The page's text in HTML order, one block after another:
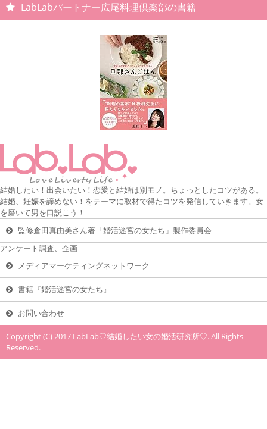
LabLabパートナー広尾料理倶楽部の書籍
結婚したい！出会いたい！恋愛と結婚は別モノ。ちょっとしたコツがある。
結婚、妊娠を諦めない！をテーマに取材で得たコツを発信していきます。女
を磨いて男を口説こう！
監修倉田真由美さん著「婚活迷宮の女たち」製作委員会
アンケート調査、企画
メディアマーケティングネットワーク
書籍『婚活迷宮の女たち』
お問い合わせ
Copyright (C) 2017 LabLab♡結婚したい女の婚活研究所♡. All Rights
Reserved.